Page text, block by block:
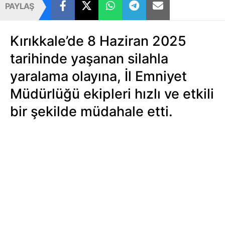
PAYLAŞ
Kırıkkale’de 8 Haziran 2025
tarihinde yaşanan silahla
yaralama olayına, İl Emniyet
Müdürlüğü ekipleri hızlı ve etkili
bir şekilde müdahale etti.